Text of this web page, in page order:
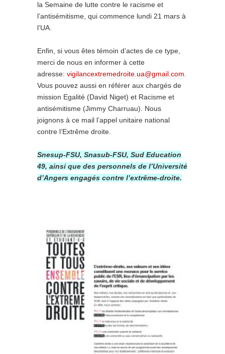
la Semaine de lutte contre le racisme et
l’antisémitisme, qui commence lundi 21 mars à
l’UA.
Enfin, si vous êtes témoin d’actes de ce type,
merci de nous en informer à cette
adresse: vigilancextremedroite.ua@gmail.com
Vous pouvez aussi en référer aux chargés de
mission Egalité (David Niget) et Racisme et
antisémitisme (Jimmy Charruau). Nous
joignons à ce mail l’appel unitaire national
contre l’Extrême droite.
Snesup-FSU, Snasub-FSU, Sud Education
49, ainsi que des personnels de l’Université
d’Angers engagés contre l’extrême-droite.